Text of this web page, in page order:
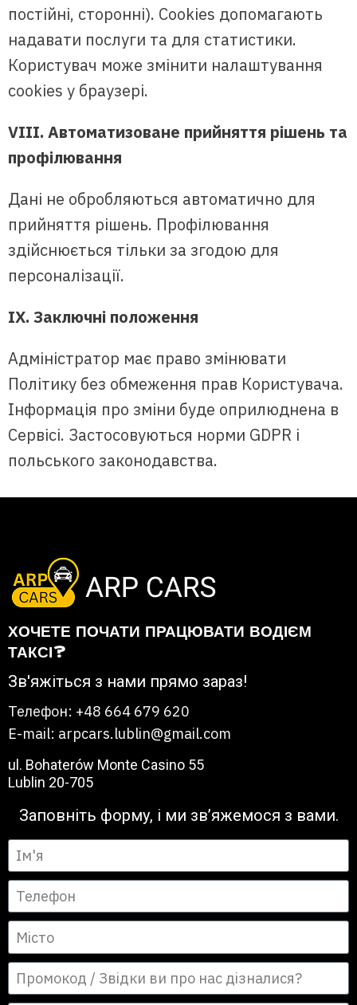
постійні, сторонні). Cookies допомагають
надавати послуги та для статистики.
Користувач може змінити налаштування
cookies у браузері.
VIII. Автоматизоване прийняття рішень та
профілювання
Дані не обробляються автоматично для
прийняття рішень. Профілювання
здійснюється тільки за згодою для
персоналізації.
IX. Заключні положення
Адміністратор має право змінювати
Політику без обмеження прав Користувача.
Інформація про зміни буде оприлюднена в
Сервісі. Застосовуються норми GDPR і
польського законодавства.
ХОЧЕТЕ ПОЧАТИ ПРАЦЮВАТИ ВОДІЄМ
ТАКСІ?
Зв'яжіться з нами прямо зараз!
Телефон: +48 664 679 620
E-mail: arpcars.lublin@gmail.com
ul. Bohaterów Monte Casino 55
Lublin 20-705
Заповніть форму, і ми зв’яжемося з вами.